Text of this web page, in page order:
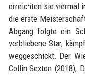
erreichten sie viermal
die erste
Abgang folgte ein
verbliebene Star,
weggeschickt. Der
Collin Sexton (2018),